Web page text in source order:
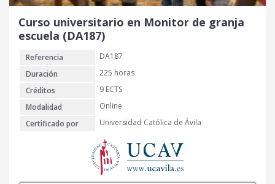
Curso universitario en Monitor de granja
escuela (DA187)
Referencia
DA187
Duración
225 horas
Créditos
9 ECTS
Modalidad
Online
Certificado por
Universidad Católica de Ávila